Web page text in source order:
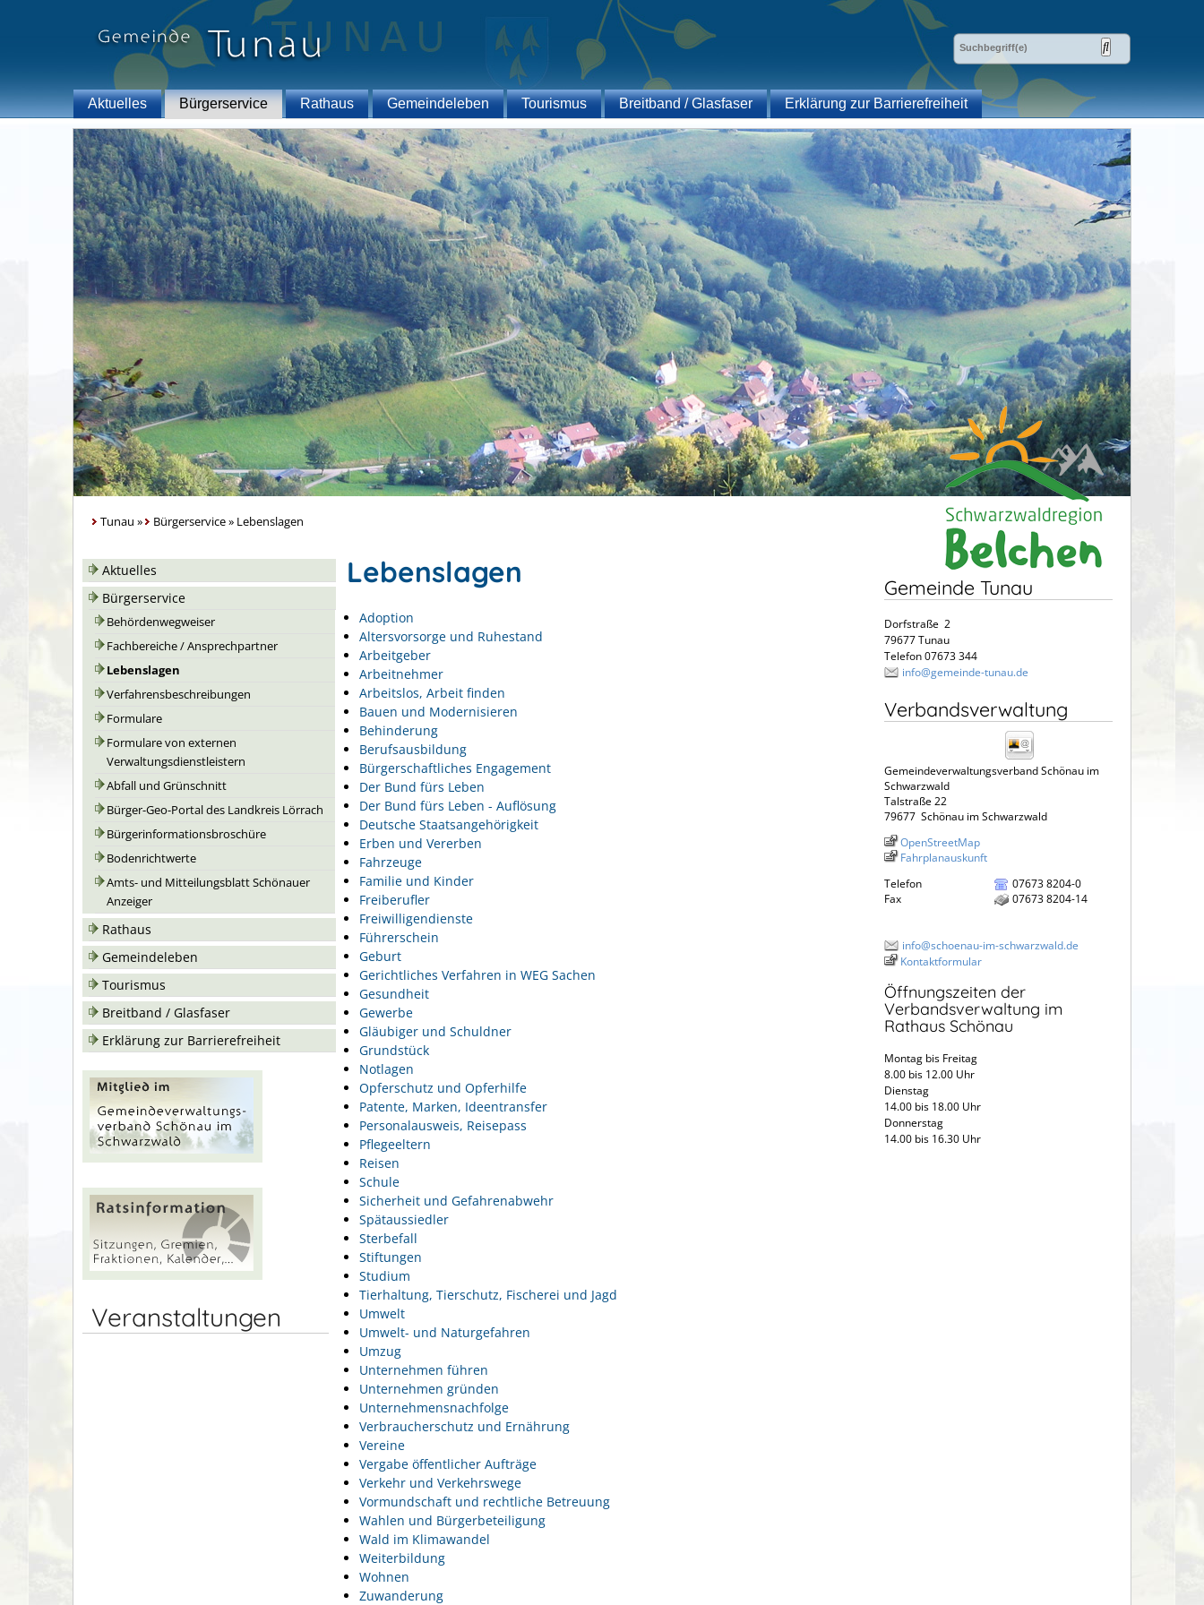
Aktuelles Bürgerservice Rathaus Gemeindeleben Tourismus Breitband / Glasfaser Erklärung zur Barrierefreiheit
Tunau » Bürgerservice» Lebenslagen
Aktuelles
Bürgerservice
Behördenwegweiser
Fachbereiche / Ansprechpartner
Lebenslagen
Verfahrensbeschreibungen
Formulare
Formulare von externen
Verwaltungsdienstleistern
Abfall und Grünschnitt
Bürger-Geo-Portal des Landkreis Lörrach
Bürgerinformationsbroschüre
Bodenrichtwerte
Amts- und Mitteilungsblatt Schönauer
Anzeiger
Rathaus
Gemeindeleben
Tourismus
Breitband / Glasfaser
Erklärung zur Barrierefreiheit
Veranstaltungen
Lebenslagen
Adoption
Altersvorsorge und Ruhestand
Arbeitgeber
Arbeitnehmer
Arbeitslos, Arbeit finden
Bauen und Modernisieren
Behinderung
Berufsausbildung
Bürgerschaftliches Engagement
Der Bund fürs Leben
Der Bund fürs Leben - Auflösung
Deutsche Staatsangehörigkeit
Erben und Vererben
Fahrzeuge
Familie und Kinder
Freiberufler
Freiwilligendienste
Führerschein
Geburt
Gerichtliches Verfahren in WEG Sachen
Gesundheit
Gewerbe
Gläubiger und Schuldner
Grundstück
Notlagen
Opferschutz und Opferhilfe
Patente, Marken, Ideentransfer
Personalausweis, Reisepass
Pflegeeltern
Reisen
Schule
Sicherheit und Gefahrenabwehr
Spätaussiedler
Sterbefall
Stiftungen
Studium
Tierhaltung, Tierschutz, Fischerei und Jagd
Umwelt
Umwelt- und Naturgefahren
Umzug
Unternehmen führen
Unternehmen gründen
Unternehmensnachfolge
Verbraucherschutz und Ernährung
Vereine
Vergabe öffentlicher Aufträge
Verkehr und Verkehrswege
Vormundschaft und rechtliche Betreuung
Wahlen und Bürgerbeteiligung
Wald im Klimawandel
Weiterbildung
Wohnen
Zuwanderung
Gemeinde Tunau
Dorfstraße 2
79677 Tunau
Telefon 07673 344
info@gemeinde-tunau.de
Verbandsverwaltung
Gemeindeverwaltungsverband Schönau im
Schwarzwald
Talstraße 22
79677 Schönau im Schwarzwald
OpenStreetMap
Fahrplanauskunft
Telefon
07673 8204-0
Fax
07673 8204-14
info@schoenau-im-schwarzwald.de
Kontaktformular
Öffnungszeiten der
Verbandsverwaltung im
Rathaus Schönau
Montag bis Freitag
8.00 bis 12.00 Uhr
Dienstag
14.00 bis 18.00 Uhr
Donnerstag
14.00 bis 16.30 Uhr